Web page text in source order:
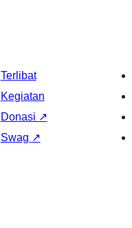
Terlibat
Kegiatan
Donasi ↗
Swag ↗